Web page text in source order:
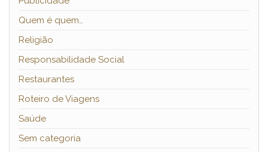
Quem é quem…
Religião
Responsabilidade Social
Restaurantes
Roteiro de Viagens
Saúde
Sem categoria